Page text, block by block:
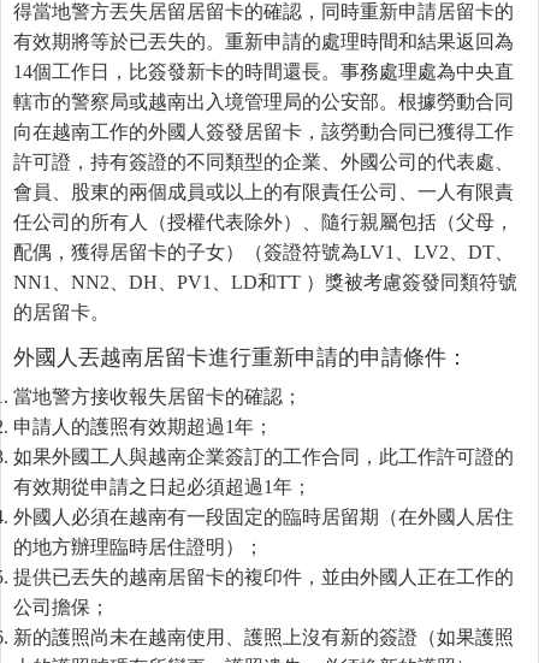
得當地警方丟失居留居留卡的確認，同時重新申請居留卡的
有效期將等於已丟失的。重新申請的處理時間和結果返回為
14個工作日，比簽發新卡的時間還長。事務處理處為中央直
轄市的警察局或越南出入境管理局的公安部。根據勞動合同
向在越南工作的外國人簽發居留卡，該勞動合同已獲得工作
許可證，持有簽證的不同類型的企業、外國公司的代表處、
會員、股東的兩個成員或以上的有限責任公司、一人有限責
任公司的所有人（授權代表除外）、隨行親屬包括（父母，
配偶，獲得居留卡的子女）（簽證符號為LV1、LV2、DT、
NN1、NN2、DH、PV1、LD和TT ）獎被考慮簽發同類符號
的居留卡。
外國人丟越南居留卡進行重新申請的申請條件：
當地警方接收報失居留卡的確認；
申請人的護照有效期超過1年；
如果外國工人與越南企業簽訂的工作合同，此工作許可證的
有效期從申請之日起必須超過1年；
外國人必須在越南有一段固定的臨時居留期（在外國人居住
的地方辦理臨時居住證明）；
提供已丟失的越南居留卡的複印件，並由外國人正在工作的
公司擔保；
新的護照尚未在越南使用、護照上沒有新的簽證（如果護照